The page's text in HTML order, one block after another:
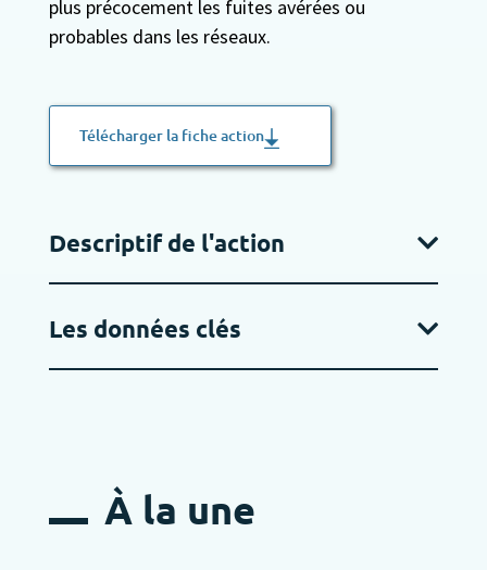
plus précocement les fuites avérées ou
probables dans les réseaux.
Télécharger la fiche action
Descriptif de l'action
Les données clés
À la une